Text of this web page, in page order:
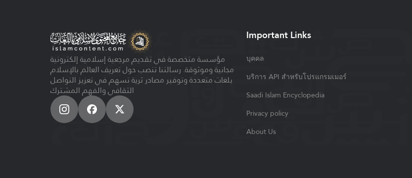
مؤسسة متخصصة في تقديم مرجعية إسلامية إلكترونية
مجانية وموثوقة. رسالتنا تنصب حول تعريف العالم بالإسلام
بلغات متعددة وتوفير مصادر ثرية تسهم في تعزيز التواصل
الثقافي والفهم المشترك
Important Links
บุคคล
บริการ API สำหรับโปรแกรมเมอร์
Saadi Islam Encyclopedia
Privacy policy
About Us